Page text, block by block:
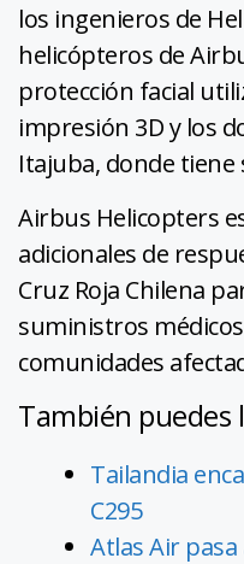
los ingenieros de
helicópteros de
protección facial
impresión 3D y los
Itajuba, donde tiene
Airbus Helicopters
adicionales de
Cruz Roja Chilena
suministros
comunidades
También puedes
Tailandia
C295
Atlas Air